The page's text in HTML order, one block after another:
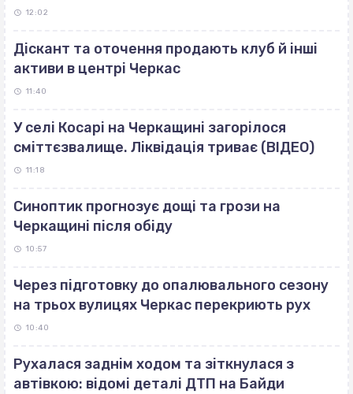
12:02
Діскант та оточення продають клуб й інші
активи в центрі Черкас
11:40
У селі Косарі на Черкащині загорілося
сміттєзвалище. Ліквідація триває (ВІДЕО)
11:18
Синоптик прогнозує дощі та грози на
Черкащині після обіду
10:57
Через підготовку до опалювального сезону
на трьох вулицях Черкас перекриють рух
10:40
Рухалася заднім ходом та зіткнулася з
автівкою: відомі деталі ДТП на Байди